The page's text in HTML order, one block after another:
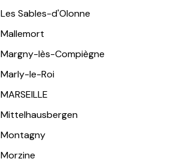
Les Sables-d'Olonne
Mallemort
Margny-lès-Compiègne
Marly-le-Roi
MARSEILLE
Mittelhausbergen
Montagny
Morzine